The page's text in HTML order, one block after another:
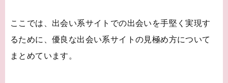
ここでは、出会い系サイトでの出会いを手堅く実現す
るために、優良な出会い系サイトの見極め方について
まとめています。